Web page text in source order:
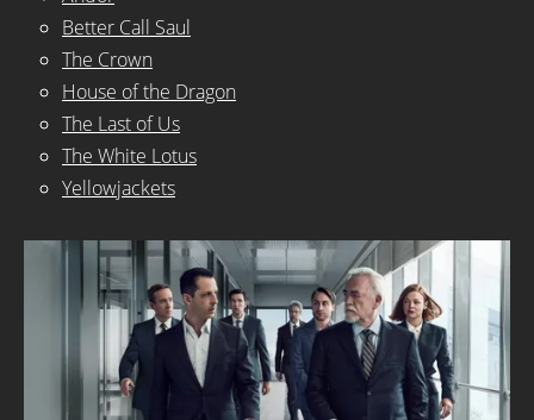
Better Call Saul
The Crown
House of the Dragon
The Last of Us
The White Lotus
Yellowjackets